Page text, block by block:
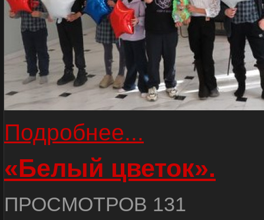
Подробнее...
«Белый цветок».
ПРОСМОТРОВ 131